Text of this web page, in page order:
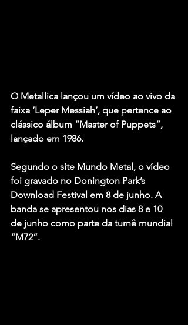
O Metallica lançou um vídeo ao vivo da
faixa ‘Leper Messiah’, que pertence ao
clássico álbum “Master of Puppets”,
lançado em 1986.
Segundo o site Mundo Metal, o vídeo
foi gravado no Donington Park’s
Download Festival em 8 de junho. A
banda se apresentou nos dias 8 e 10
de junho como parte da turnê mundial
“M72”.